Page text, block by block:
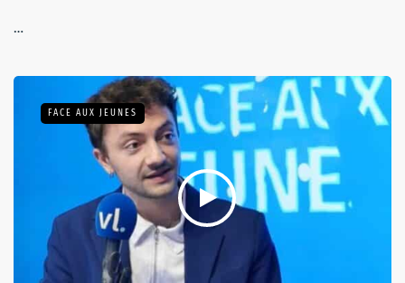
…
FACE AUX JEUNES